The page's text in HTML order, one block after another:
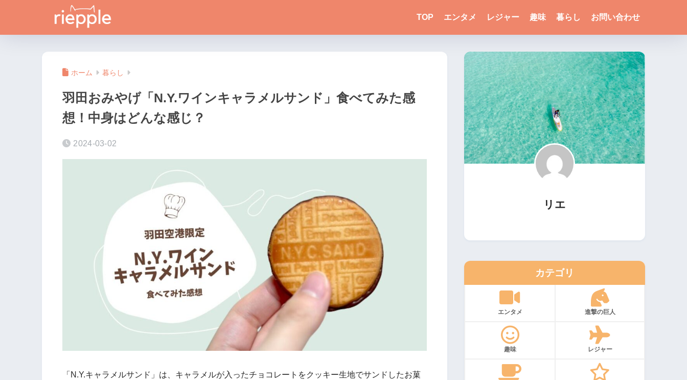
TOP エンタメ レジャー 趣味 暮らし お問い合わせ
ホーム 暮らし
羽田おみやげ「N.Y.ワインキャラメルサンド」食べてみた感
想！中身はどんな感じ？
2024-03-02
「N.Y.キャラメルサンド」は、キャラメルが入ったチョコレートをクッキー生地でサンドしたお菓
リエ
カテゴリ
エンタメ 進撃の巨人
趣味 レジャー